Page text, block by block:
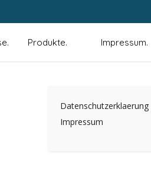
Produkte. Impressum.
Datenschutzerklaerung
Impressum